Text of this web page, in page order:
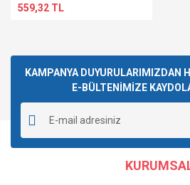
559,32 TL
KAMPANYA DUYURULARIMIZDAN
E-BÜLTENİMİZE